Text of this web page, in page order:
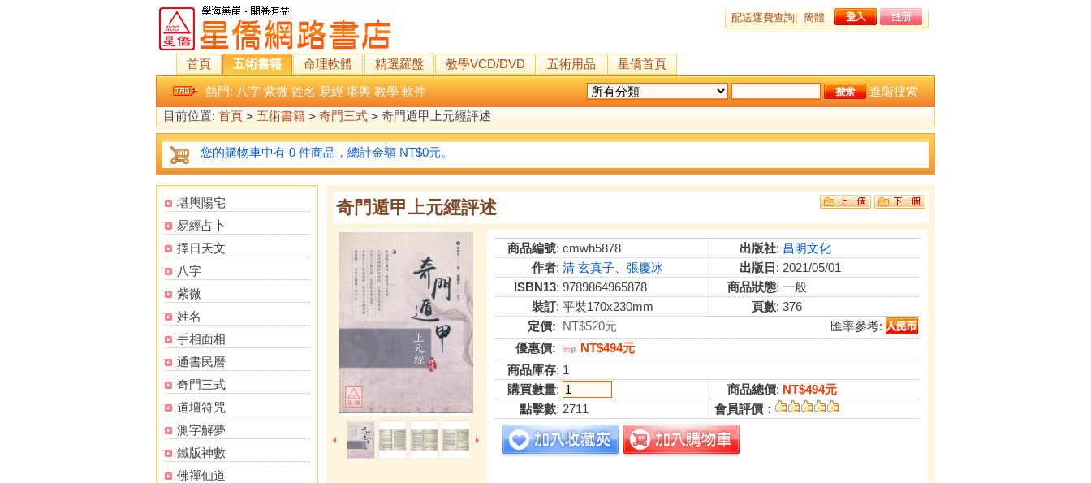
配送運費查詢 簡體
首頁 五術書籍 命理軟體 精選羅盤 教學VCD/DVD 五術用品
星僑首頁
熱門: 八字 紫微 姓名 易經 堪輿 教學 軟件
進階搜索
目前位置: 首頁 > 五術書籍 > 奇門三式 > 奇門遁甲上元經評述
您的購物車中有 0 件商品，總計金額 NT$0元。
堪輿陽宅
易經占卜
擇日天文
八字
紫微
姓名
手相面相
通書民曆
奇門三式
道壇符咒
測字解夢
鐵版神數
佛禪仙道
奇門遁甲上元經評述
商品編號: cmwh5878 出版社: 昌明文化
作者: 清 玄真子、張慶冰 出版日 : 2021/05/01
ISBN13: 9789864965878 商品狀態: 一般
裝訂: 平裝170x230mm 頁數: 376
定價: NT$520元
匯率參考:
優惠價:
95折 NT$494元
商品庫存: 1
購買數量: 商品總價: NT$494元
點擊數: 2711 會員評價：